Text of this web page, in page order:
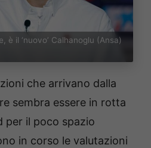
è il ‘nuovo’ Calhanoglu (Ansa)
che arrivano dalla
sembra essere in rotta
per il poco spazio
in corso le valutazioni